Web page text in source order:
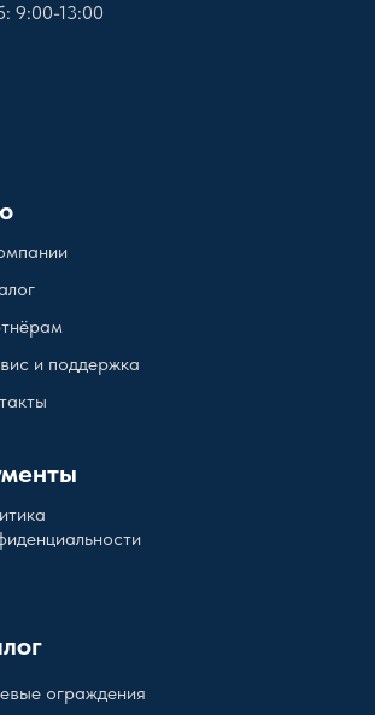
9:00-13:00
и поддержка
ограждения